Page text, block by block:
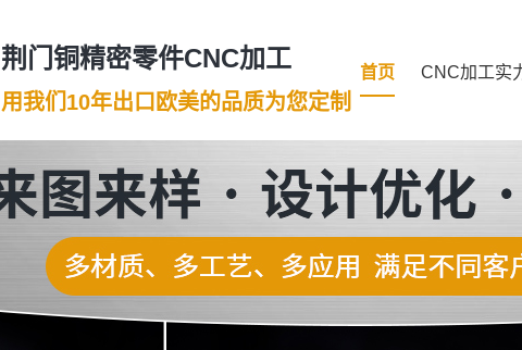
荆门铜精密零件CNC加工
用我们10年出口欧美的品质为您定制
首页 CNC加工实